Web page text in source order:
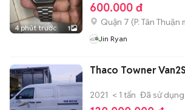
4 phút trước 1
600.000 đ
Quận 7 (P. Tân Thuận
Jin Ryan
Thaco Towner
2021 < 1 tấn Đã sử dụng